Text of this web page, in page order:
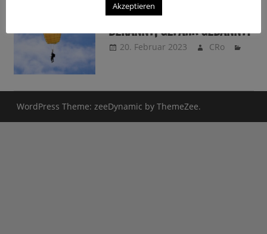
LEBENSRISIKO – KONZEPT
BEKANNT, GEFAHR GEBANNT?
20. Februar 2023 CRo
WordPress Theme: zeeDynamic by ThemeZee.
Akzeptieren